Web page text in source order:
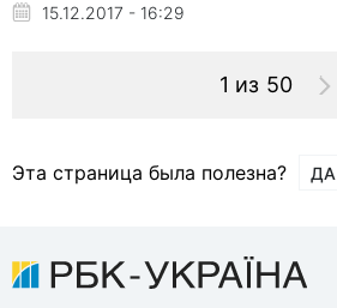
15.12.2017 - 16:29
1 из 50
Эта страница была полезна? ДА